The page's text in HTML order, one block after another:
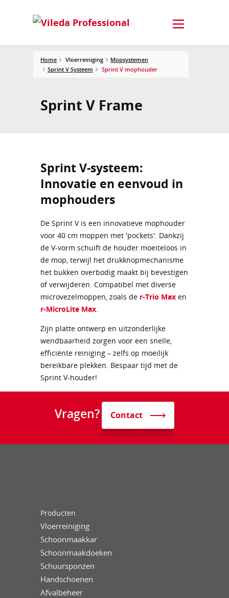
Home Vloerreiniging
Mopsystemen
Sprint V Systeem
Sprint V mophouder
Sprint V Frame
Sprint V-systeem:
Innovatie en eenvoud in
mophouders
De Sprint V is een innovatieve mophouder
voor 40 cm moppen met 'pockets'. Dankzij
de V-vorm schuift de houder moeiteloos in
de mop, terwijl het drukknopmechanisme
het bukken overbodig maakt bij bevestigen
of verwijderen. Compatibel met diverse
microvezelmoppen, zoals de r-Trio Max en
r-MicroLite Max
Zijn platte ontwerp en uitzonderlijke
wendbaarheid zorgen voor een snelle,
efficiënte reiniging – zelfs op moeilijk
bereikbare plekken. Bespaar tijd met de
Sprint V-houder!
Vragen? Contact
Producten
Vloerreiniging
Schoonmaakkar
Schoonmaakdoeken
Schuursponzen
Handschoenen
Afvalbeheer